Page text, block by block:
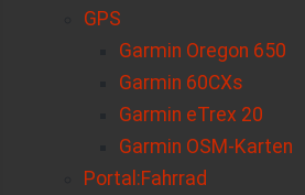
GPS
Garmin Oregon 650
Garmin 60CXs
Garmin eTrex 20
Garmin OSM-Karten
Portal:Fahrrad